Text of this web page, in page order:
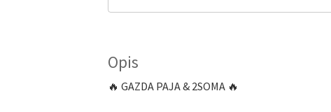
Opis
🔥 GAZDA PAJA & 2SOMA 🔥